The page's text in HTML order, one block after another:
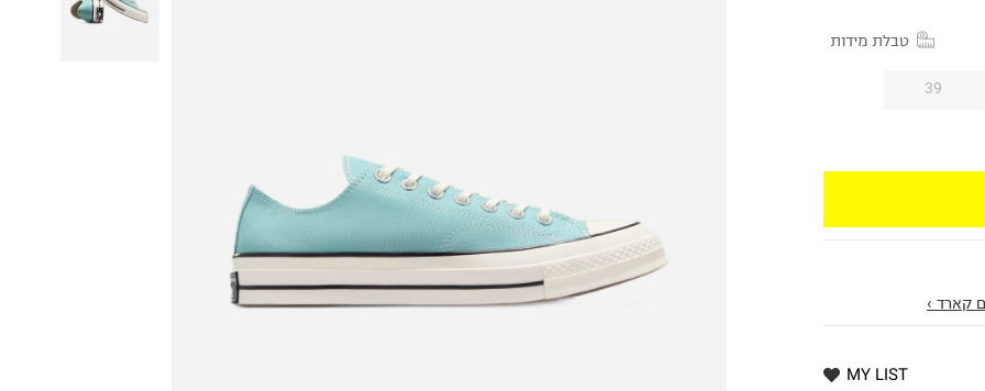
טבלת מידות
39
קארד ›
MY LIST